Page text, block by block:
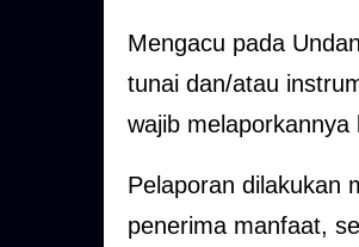
Mengacu pada
tunai dan/atau
wajib melaporkannya
Pelaporan dilakukan
penerima manfaat,